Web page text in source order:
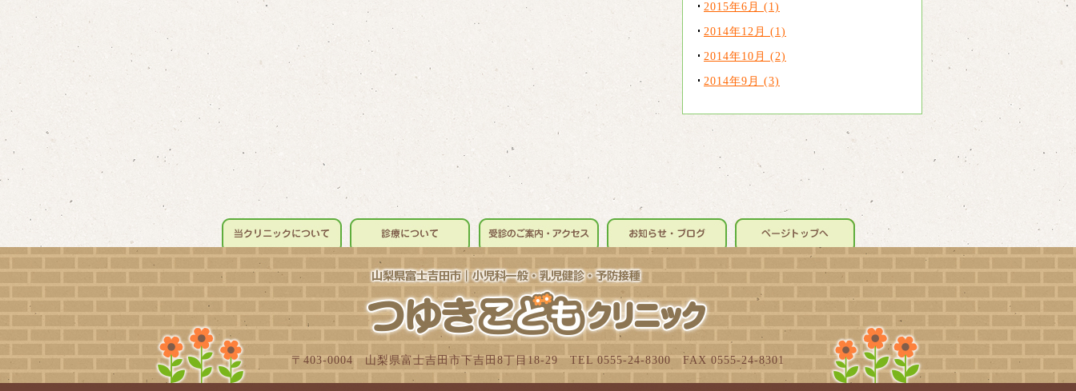
2015年6月 (1)
2014年12月 (1)
2014年10月 (2)
2014年9月 (3)
〒403-0004 山梨県富士吉田市下吉田8丁目18-29 TEL 0555-24-8300 FAX 0555-24-8301